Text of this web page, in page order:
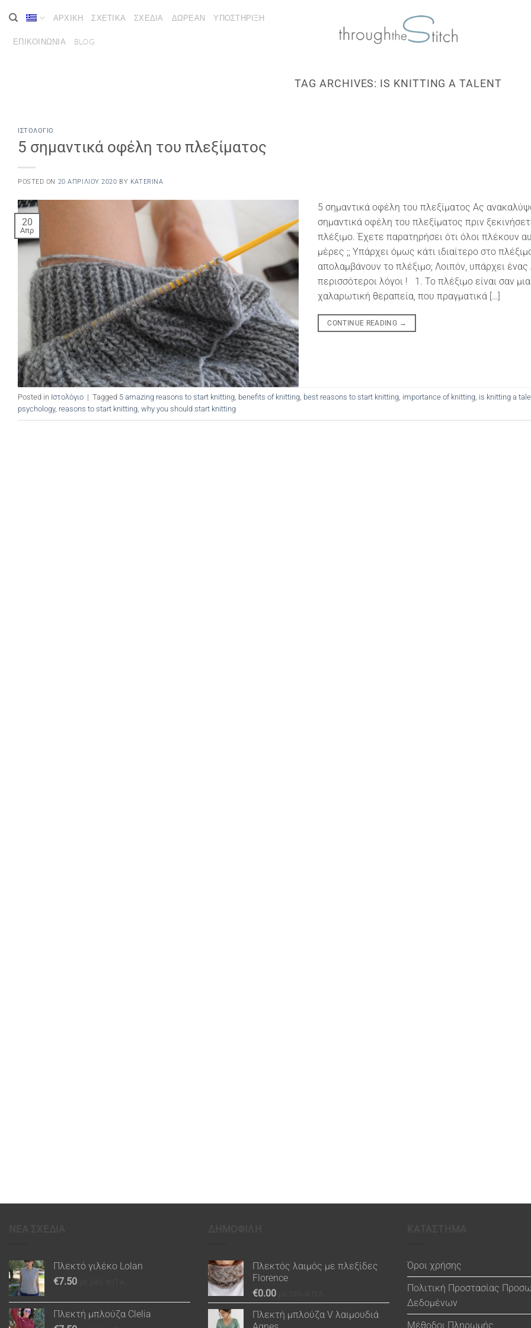
στο
περιεχόμενο
ΑΡΧΙΚΗ ΣΧΕΤΙΚΑ ΣΧΕΔΙΑ ΔΩΡΕΑΝ ΥΠΟΣΤΗΡΙΞΗ
ΕΠΙΚΟΙΝΩΝΙΑ BLOG
TAG ARCHIVES: IS KNITTING A TALENT
ΙΣΤΟΛΌΓΙΟ
5 σημαντικά οφέλη του πλεξίματος
POSTED ON 20 ΑΠΡΙΛΊΟΥ 2020 BY KATERINA
20
Απρ
5 σημαντικά οφέλη του πλεξίματος Ας
σημαντικά οφέλη του πλεξίματος πριν
πλέξιμο. Έχετε παρατηρήσει ότι όλοι πλέκουν
μέρες ;; Υπάρχει όμως κάτι ιδιαίτερο στο
απολαμβάνουν το πλέξιμο; Λοιπόν, υπάρχει ένας
περισσότεροι λόγοι ! 1. Το πλέξιμο είναι σαν μια
χαλαρωτική θεραπεία, που πραγματικά […]
CONTINUE READING →
Posted in Ιστολόγιο | Tagged 5 amazing reasons to start knitting, benefits of knitting, best reasons to start knitting, importance of knitting, is knitting a
psychology, reasons to start knitting, why you should start knitting
Πλεκτό γιλέκο Lolan
€7.50
Πλεκτή μπλούζα Clelia
Πλεκτός λαιμός με πλεξίδες
Florence
€0.00
Πλεκτή μπλούζα V λαιμουδιά
Όροι χρήσης
Πολιτική Προστασίας
Δεδομένων
Μέθοδοι Πληρωμής